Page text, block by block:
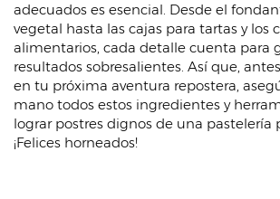
adecuados es esencial. Desde el
vegetal hasta las cajas para tartas y los
alimentarios, cada detalle cuenta para
resultados sobresalientes. Así que,
en tu próxima aventura repostera,
mano todos estos ingredientes y
lograr postres dignos de una pastelería
¡Felices horneados!